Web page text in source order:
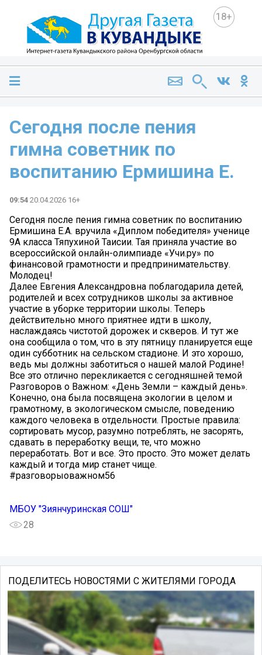
18+
Сегодня после пения
гимна советник по
воспитанию Ермишина Е.
09:54 20.04.2026 16+
Сегодня после пения гимна советник по воспитанию
Ермишина Е.А. вручила «Диплом победителя» ученице
9А класса Тяпухиной Таисии. Тая приняла участие во
всероссийской онлайн-олимпиаде «Учи.ру» по
финансовой грамотности и предпринимательству.
Молодец!
Далее Евгения Александровна поблагодарила детей,
родителей и всех сотрудников школы за активное
участие в уборке территории школы. Теперь
действительно много приятнее идти в школу,
наслаждаясь чистотой дорожек и скверов. И тут же
она сообщила о том, что в эту пятницу планируется еще
один субботник на сельском стадионе. И это хорошо,
ведь мы должны заботиться о нашей малой Родине!
Все это отлично перекликается с сегодняшней темой
Разговоров о Важном: «День Земли – каждый день».
Конечно, она была посвящена экологии в целом и
грамотному, в экологическом смысле, поведению
каждого человека в отдельности. Простые правила:
сортировать мусор, разумно потреблять, не засорять,
сдавать в переработку вещи, те, что можно
переработать. Вот и все. Это просто. Это может делать
каждый и тогда мир станет чище.
#разговорыоважном56
МБОУ "Зиянчуринская СОШ"
28
ПОДЕЛИТЕСЬ НОВОСТЯМИ С ЖИТЕЛЯМИ ГОРОДА